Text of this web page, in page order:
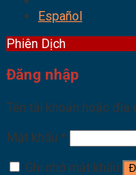
Español
Phiên Dịch
Đăng nhập
Tên tài khoản hoặc địa
Mật khẩu *
Ghi nhớ mật khẩu